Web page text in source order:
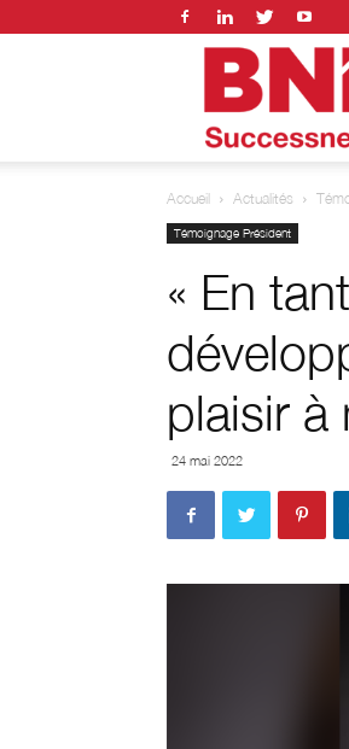
Accueil Actualités
Témoignage Président
« En
plaisir
24 mai 2022